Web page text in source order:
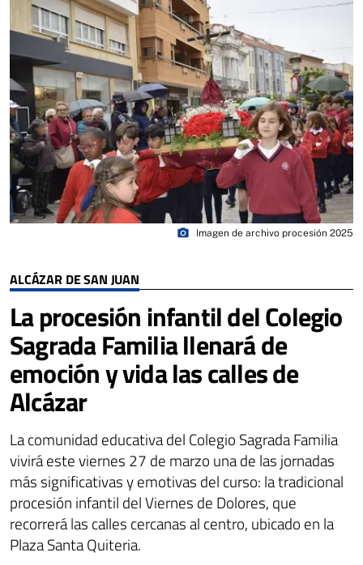
ALCÁZAR DE SAN JUAN
La procesión infantil del Colegio
Sagrada Familia llenará de
emoción y vida las calles de
Alcázar
La comunidad educativa del Colegio Sagrada Familia
vivirá este viernes 27 de marzo una de las jornadas
más significativas y emotivas del curso: la tradicional
procesión infantil del Viernes de Dolores, que
recorrerá las calles cercanas al centro, ubicado en la
Plaza Santa Quiteria.
photo_camera Imagen de archivo procesión 2025